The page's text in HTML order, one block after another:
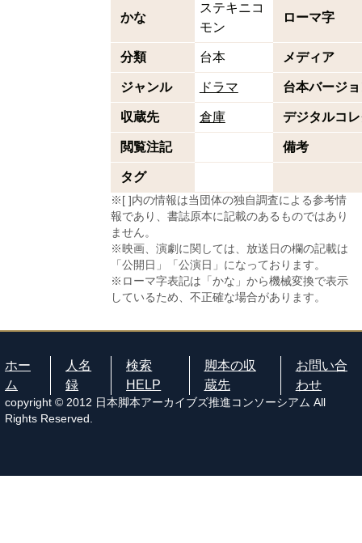
かな
ステキニコ
モン
ローマ字
分類 台本 メディア
ジャンル ドラマ 台本バージ
収蔵先 倉庫 デジタルコ
閲覧注記 備考
タグ
※[ ]内の情報は当団体の独自調査による参考情
報であり、書誌原本に記載のあるものではあり
ません。
※映画、演劇に関しては、放送日の欄の記載は
「公開日」「公演日」になっております。
※ローマ字表記は「かな」から機械変換で表示
しているため、不正確な場合があります。
ホー
ム
人名
録
検索
HELP
脚本の収
蔵先
お問い合
わせ
copyright © 2012 日本脚本アーカイブズ推進コンソーシアム All
Rights Reserved.